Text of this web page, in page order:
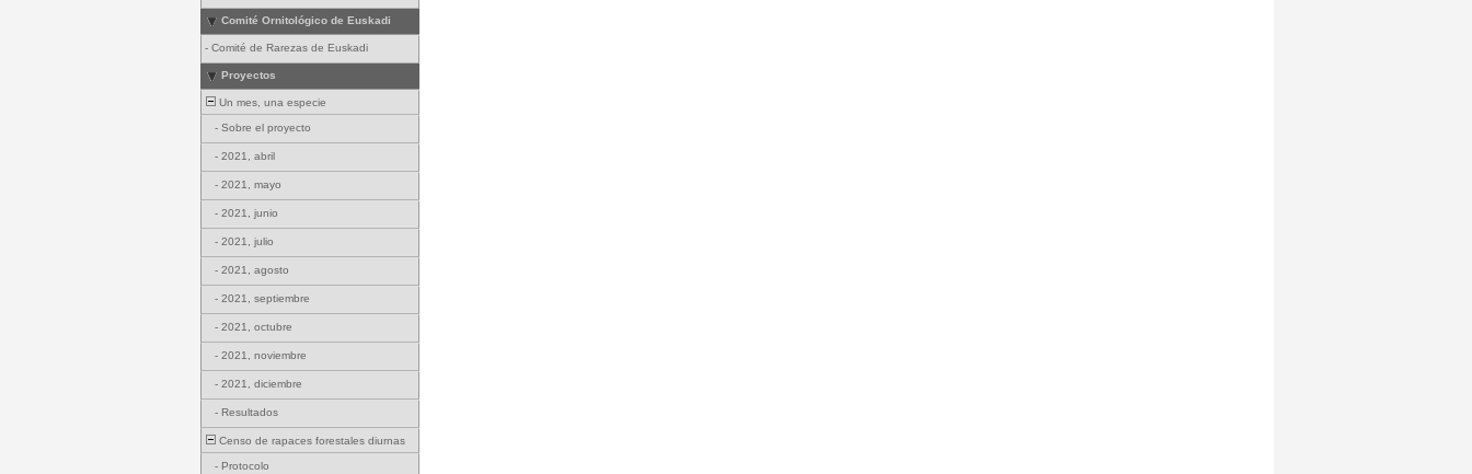
Comité Ornitológico de Euskadi
- Comité de Rarezas de Euskadi
Proyectos
Un mes, una especie
- Sobre el proyecto
- 2021, abril
- 2021, mayo
- 2021, junio
- 2021, julio
- 2021, agosto
- 2021, septiembre
- 2021, octubre
- 2021, noviembre
- 2021, diciembre
- Resultados
Censo de rapaces forestales diurnas
- Protocolo